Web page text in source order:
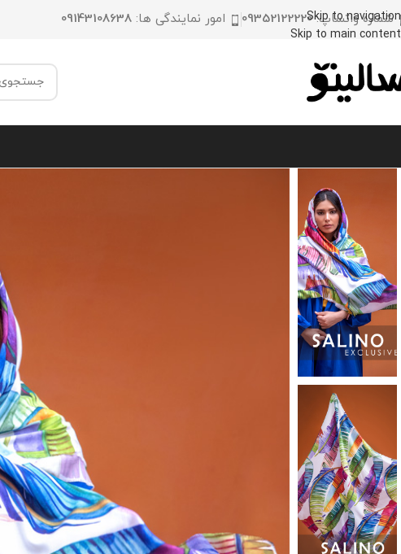
Skip to navigation
Skip to main content
شماره واتساپ:09352122220 امور نمایندگی ها: 09143108638